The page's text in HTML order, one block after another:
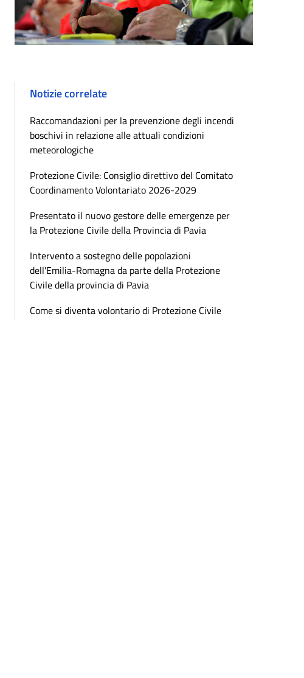
Notizie correlate
Raccomandazioni per la prevenzione degli incendi
boschivi in relazione alle attuali condizioni
meteorologiche
Protezione Civile: Consiglio direttivo del Comitato
Coordinamento Volontariato 2026-2029
Presentato il nuovo gestore delle emergenze per
la Protezione Civile della Provincia di Pavia
Intervento a sostegno delle popolazioni
dell'Emilia-Romagna da parte della Protezione
Civile della provincia di Pavia
Come si diventa volontario di Protezione Civile